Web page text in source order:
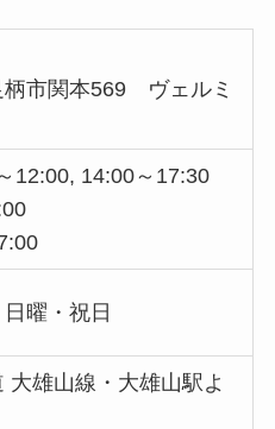
柄市関本569 ヴェルミ
12:00, 14:00～17:30
曜・祝日
大雄山線・大雄山駅よ